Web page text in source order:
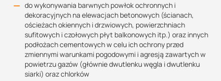
do wykonywania barwnych powłok ochronnych i
dekoracyjnych na elewacjach betonowych (ścianach,
ościeżach okiennych i drzwiowych, powierzchniach
sufitowych i czołowych płyt balkonowych itp.) oraz innych
podłożach cementowych w celu ich ochrony przed
zmiennymi warunkami pogodowymi i agresją zawartych w
powietrzu gazów (głównie dwutlenku węgla i dwutlenku
siarki) oraz chlorków